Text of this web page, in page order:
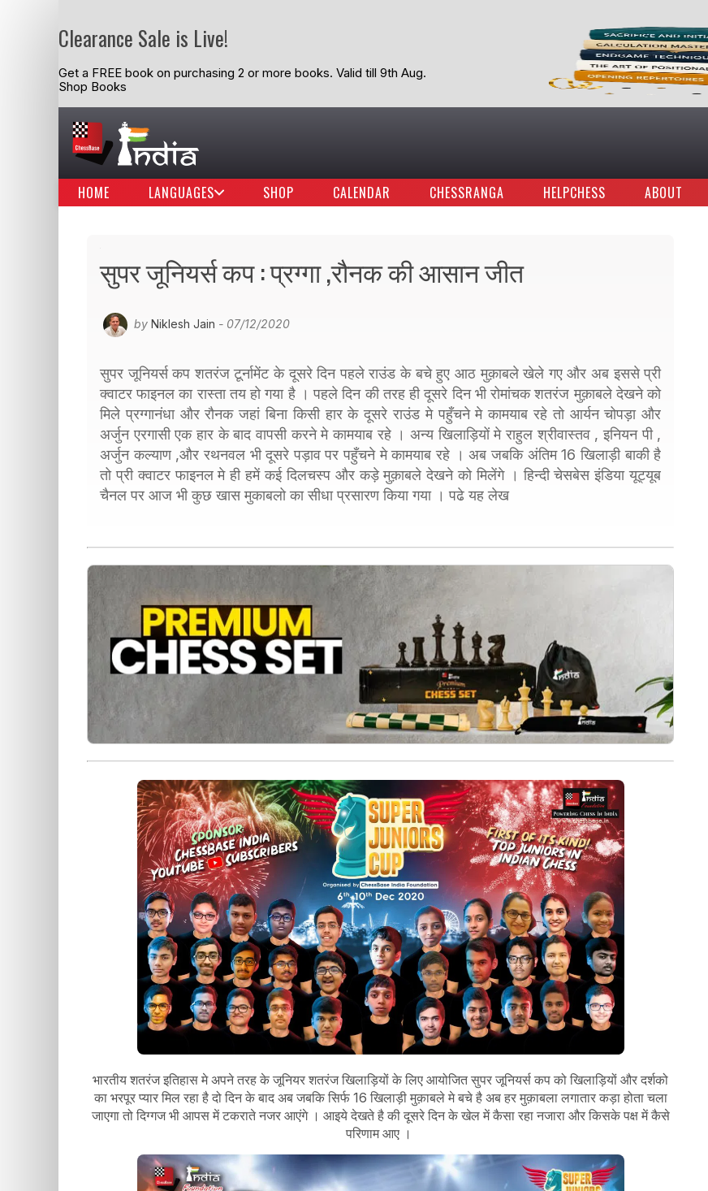
Clearance Sale is Live!
Get a FREE book on purchasing 2 or more books. Valid till 9th Aug.
Shop Books
HOME LANGUAGES SHOP CALENDAR CHESSRANGA HELPCHESS ABOUT
सुपर जूनियर्स कप : प्रग्गा ,रौनक की आसान जीत
by Niklesh Jain - 07/12/2020
सुपर जूनियर्स कप शतरंज टूर्नामेंट के दूसरे दिन पहले राउंड के बचे हुए आठ मुक़ाबले खेले गए और अब इससे प्री
क्वाटर फाइनल का रास्ता तय हो गया है । पहले दिन की तरह ही दूसरे दिन भी रोमांचक शतरंज मुक़ाबले देखने को
मिले प्रग्गानंधा और रौनक जहां बिना किसी हार के दूसरे राउंड मे पहुँचने मे कामयाब रहे तो आर्यन चोपड़ा और
अर्जुन एरगासी एक हार के बाद वापसी करने मे कामयाब रहे । अन्य खिलाड़ियों मे राहुल श्रीवास्तव , इनियन पी ,
अर्जुन कल्याण ,और रथनवल भी दूसरे पड़ाव पर पहुँचने मे कामयाब रहे । अब जबकि अंतिम 16 खिलाड़ी बाकी है
तो प्री क्वाटर फाइनल मे ही हमें कई दिलचस्प और कड़े मुक़ाबले देखने को मिलेंगे । हिन्दी चेसबेस इंडिया यूट्यूब
चैनल पर आज भी कुछ खास मुकाबलो का सीधा प्रसारण किया गया । पढे यह लेख
भारतीय शतरंज इतिहास मे अपने तरह के जूनियर शतरंज खिलाड़ियों के लिए आयोजित सुपर जूनियर्स कप को खिलाड़ियों और दर्शको
का भरपूर प्यार मिल रहा है दो दिन के बाद अब जबकि सिर्फ 16 खिलाड़ी मुक़ाबले मे बचे है अब हर मुक़ाबला लगातार कड़ा होता चला
जाएगा तो दिग्गज भी आपस में टकराते नजर आएंगे । आइये देखते है की दूसरे दिन के खेल में कैसा रहा नजारा और किसके पक्ष में कैसे
परिणाम आए ।